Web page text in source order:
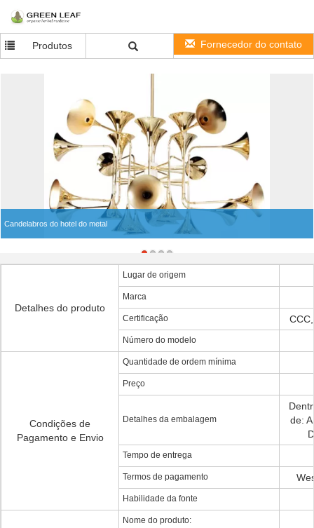
Produtos Fornecedor do contato
Candelabros do hotel do metal
Detalhes do produto
Lugar de origem
Marca
Certificação
Número do modelo
Condições de
Pagamento e Envio
Quantidade de ordem mínima
Preço
Detalhes da embalagem
de:
Tempo de entrega
Termos de pagamento
Habilidade da fonte
Nome do produto: